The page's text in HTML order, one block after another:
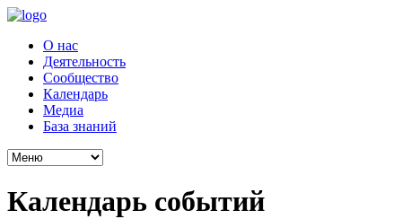
О нас
Деятельность
Сообщество
Календарь
Медиа
База знаний
Календарь событий